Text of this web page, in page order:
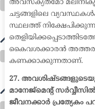
അവസ്ക്യതമോ
ചട്ടങ്ങളിലെ
സ്ഥലത്ത്
കൈവശക്കാരൻ
കണക്കാക്കുന്നതാണ്.
27.
മാനേജ്മെന്റ്
ജീവനക്കാർ പ്രത്യേകം